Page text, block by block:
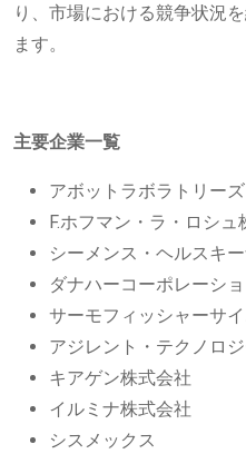
り、市場における競争状況
ます。
主要企業一覧
アボットラボラトリーズ
F.ホフマン・ラ・ロシュ
シーメンス・ヘルスキ
ダナハーコーポレーシ
サーモフィッシャーサ
アジレント・テクノロ
キアゲン株式会社
イルミナ株式会社
シスメックス